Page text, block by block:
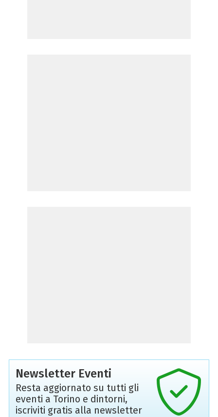
Newsletter Eventi
Resta aggiornato su tutti gli
eventi a Torino e dintorni,
iscriviti gratis alla newsletter